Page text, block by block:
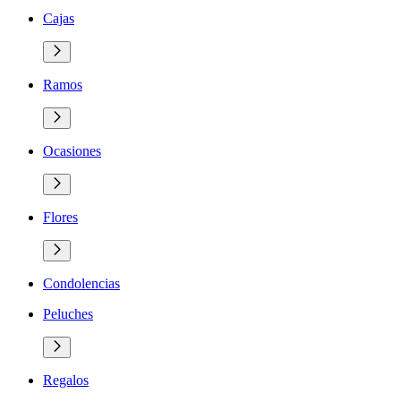
Cajas
Ramos
Ocasiones
Flores
Condolencias
Peluches
Regalos